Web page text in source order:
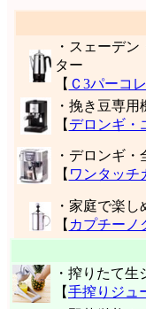
・スェーデ
ター
【 Ｃ3パーコ
・挽き豆専用
【 デロンギ・
・デロンギ
【 ワンタッチ
・家庭で楽
【 カプチーノ
・搾りたて生
【手搾りジュ